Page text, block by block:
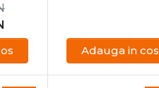
Adauga in cos